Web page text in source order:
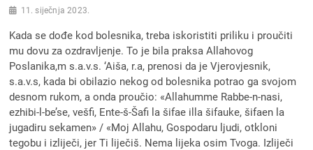
11. siječnja 2023.
Kada se dođe kod bolesnika, treba iskoristiti priliku i proučiti
mu dovu za ozdravljenje. To je bila praksa Allahovog
Poslanika,m s.a.v.s. ‘Aiša, r.a, prenosi da je Vjerovjesnik,
s.a.v.s, kada bi obilazio nekog od bolesnika potrao ga svojom
desnom rukom, a onda proučio: «Allahumme Rabbe-n-nasi,
ezhibi-l-be’se, vešfi, Ente-š-Šafi la šifae illa šifauke, šifaen la
jugadiru sekamen» / «Moj Allahu, Gospodaru ljudi, otkloni
tegobu i izliječi, jer Ti liječiš. Nema lijeka osim Tvoga. Izliječi